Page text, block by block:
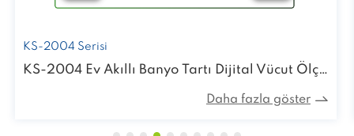
KS-2004 Serisi
KS-2004 Ev Akıllı Banyo Tartı Dijital Vücut Ölçeği
Daha fazla göster